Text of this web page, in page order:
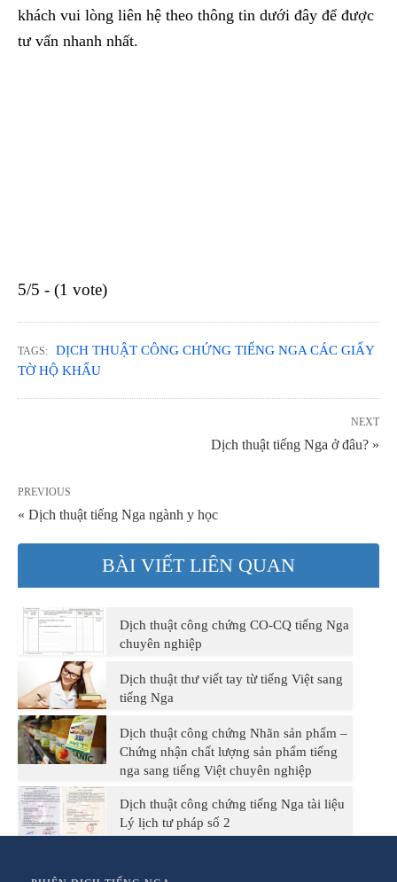
khách vui lòng liên hệ theo thông tin dưới đây để được
tư vấn nhanh nhất.
5/5 - (1 vote)
TAGS:
DỊCH THUẬT CÔNG CHỨNG TIẾNG NGA CÁC GIẤY
TỜ HỘ KHẨU
NEXT
Dịch thuật tiếng Nga ở đâu? »
PREVIOUS
« Dịch thuật tiếng Nga ngành y học
BÀI VIẾT LIÊN QUAN
Dịch thuật công chứng CO-CQ tiếng Nga
chuyên nghiệp
Dịch thuật thư viết tay từ tiếng Việt sang
tiếng Nga
Dịch thuật công chứng Nhãn sản phẩm –
Chứng nhận chất lượng sản phẩm tiếng
nga sang tiếng Việt chuyên nghiệp
Dịch thuật công chứng tiếng Nga tài liệu
Lý lịch tư pháp số 2